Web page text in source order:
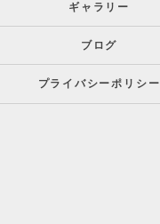
ギャラリー
ブログ
プライバシーポリシー